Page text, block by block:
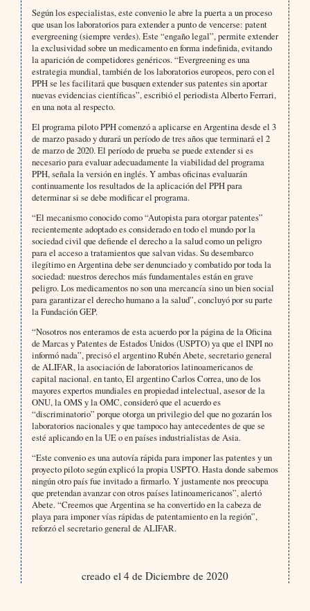
Según los especialistas, este convenio le abre la puerta a un proceso
que usan los laboratorios para extender a punto de vencerse: patent
evergreening (siempre verdes). Este “engaño legal”, permite extender
la exclusividad sobre un medicamento en forma indefinida, evitando
la aparición de competidores genéricos. “Evergreening es una
estrategia mundial, también de los laboratorios europeos, pero con el
PPH se les facilitará que busquen extender sus patentes sin aportar
nuevas evidencias científicas”, escribió el periodista Alberto Ferrari,
en una nota al respecto.
El programa piloto PPH comenzó a aplicarse en Argentina desde el 3
de marzo pasado y durará un período de tres años que terminará el 2
de marzo de 2020. El período de prueba se puede extender si es
necesario para evaluar adecuadamente la viabilidad del programa
PPH, señala la versión en inglés. Y ambas oficinas evaluarán
continuamente los resultados de la aplicación del PPH para
determinar si se debe modificar el programa.
“El mecanismo conocido como “Autopista para otorgar patentes”
recientemente adoptado es considerado en todo el mundo por la
sociedad civil que defiende el derecho a la salud como un peligro
para el acceso a tratamientos que salvan vidas. Su desembarco
ilegítimo en Argentina debe ser denunciado y combatido por toda la
sociedad: nuestros derechos más fundamentales están en grave
peligro. Los medicamentos no son una mercancía sino un bien social
para garantizar el derecho humano a la salud”, concluyó por su parte
la Fundación GEP.
“Nosotros nos enteramos de esta acuerdo por la página de la Oficina
de Marcas y Patentes de Estados Unidos (USPTO) ya que el INPI no
informó nada”, precisó el argentino Rubén Abete, secretario general
de ALIFAR, la asociación de laboratorios latinoamericanos de
capital nacional. en tanto, El argentino Carlos Correa, uno de los
mayores expertos mundiales en propiedad intelectual, asesor de la
ONU, la OMS y la OMC, consideró que el acuerdo es
“discriminatorio” porque otorga un privilegio del que no gozarán los
laboratorios nacionales y que tampoco hay antecedentes de que se
esté aplicando en la UE o en países industrialistas de Asia.
“Este convenio es una autovía rápida para imponer las patentes y un
proyecto piloto según explicó la propia USPTO. Hasta donde sabemos
ningún otro país fue invitado a firmarlo. Y justamente nos preocupa
que pretendan avanzar con otros países latinoamericanos”, alertó
Abete. “Creemos que Argentina se ha convertido en la cabeza de
playa para imponer vías rápidas de patentamiento en la región”,
reforzó el secretario general de ALIFAR.
creado el 4 de Diciembre de 2020